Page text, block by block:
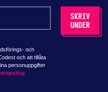
och
och att tillåta
personuppgifter